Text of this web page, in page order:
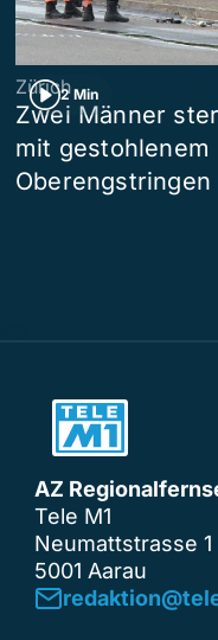
2 Min
Zürich
Zwei Männer
mit gestohlenem
Oberengstringen
AZ
Tele M1
Neumattstrasse 1
5001 Aarau